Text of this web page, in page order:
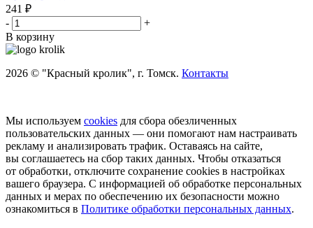
241 ₽
-
+
В корзину
2026 © "Красный кролик", г. Томск. Контакты
Мы используем cookies для сбора обезличенных
пользовательских данных — они помогают нам настраивать
рекламу и анализировать трафик. Оставаясь на сайте,
вы соглашаетесь на сбор таких данных. Чтобы отказаться
от обработки, отключите сохранение cookies в настройках
вашего браузера. С информацией об обработке персональных
данных и мерах по обеспечению их безопасности можно
ознакомиться в Политике обработки персональных данных.